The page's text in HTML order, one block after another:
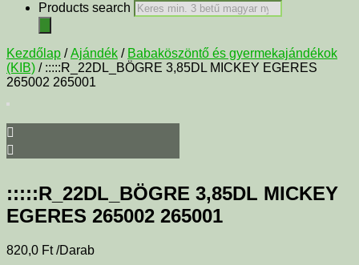
Products search
Kezdőlap /Ajándék / Babaköszöntő és gyermekajándékok
(KIB) / :::::R_22DL_BÖGRE 3,85DL MICKEY EGERES
265002 265001
:::::R_22DL_BÖGRE 3,85DL MICKEY
EGERES 265002 265001
820,0 Ft /Darab